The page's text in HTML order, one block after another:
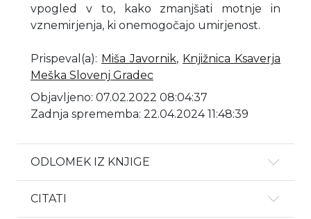
vpogled v to, kako zmanjšati motnje in
vznemirjenja, ki onemogočajo umirjenost.
Prispeval(a): Miša Javornik, Knjižnica Ksaverja
Meška Slovenj Gradec
Objavljeno: 07.02.2022 08:04:37
Zadnja sprememba: 22.04.2024 11:48:39
ODLOMEK IZ KNJIGE
CITATI